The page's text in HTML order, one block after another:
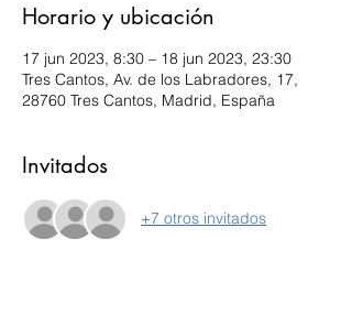
Horario y ubicación
17 jun 2023, 8:30 – 18 jun 2023, 23:30
Tres Cantos, Av. de los Labradores, 17,
28760 Tres Cantos, Madrid, España
Invitados
+7 otros invitados